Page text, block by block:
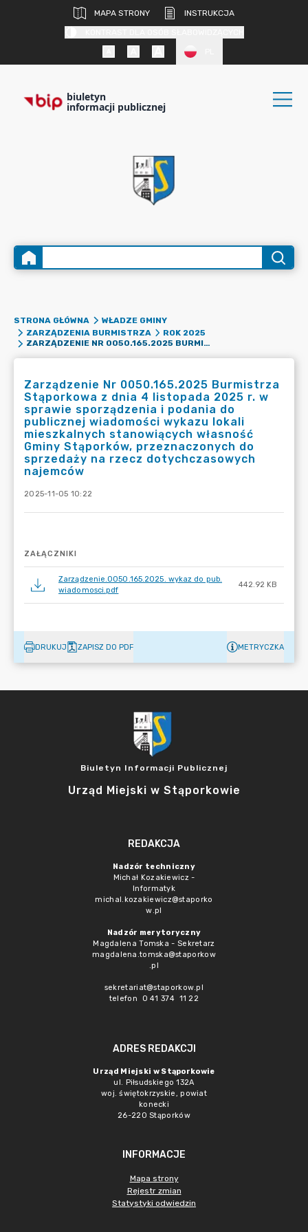
MAPA STRONY
INSTRUKCJA
biuletyn
informacji publicznej
STRONA GŁÓWNA
WŁADZE GMINY
ZARZĄDZENIA BURMISTRZA
ROK 2025
ZARZĄDZENIE NR 0050.165.2025 BURMISTRZA STĄPORKOWA Z DNIA 4 LISTOPADA 2025 R. W SPRAWIE SPORZĄDZENIA I PODANIA DO PUBLICZNEJ WIADOMOŚCI WYKAZU LOKALI MIESZKALNYCH STANOWIĄCYCH WŁASNOŚĆ GMINY STĄPORKÓW, PRZEZNACZONYCH DO SPRZEDAŻY NA RZECZ DOTYCHCZASOWYCH NAJEMCÓW
Zarządzenie Nr 0050.165.2025 Burmistrza
Stąporkowa z dnia 4 listopada 2025 r. w
sprawie sporządzenia i podania do
publicznej wiadomości wykazu lokali
mieszkalnych stanowiących własność
Gminy Stąporków, przeznaczonych do
sprzedaży na rzecz dotychczasowych
najemców
2025-11-05 10:22
ZAŁĄCZNIKI
Zarządzenie.0050.165.2025. wykaz do pub.
wiadomosci.pdf
442.92 KB
DRUKUJ ZAPISZ DO PDF METRYCZKA
Biuletyn Informacji Publicznej
Urząd Miejski w Stąporkowie
REDAKCJA
Nadzór techniczny
Michał Kozakiewicz -
Informatyk
michal.kozakiewicz@staporko
w.pl
Nadzór merytoryczny
Magdalena Tomska - Sekretarz
magdalena.tomska@staporkow
.pl
sekretariat@staporkow.pl
telefon 0 41 374 11 22
ADRES REDAKCJI
Urząd Miejski w Stąporkowie
ul. Piłsudskiego 132A
woj. świętokrzyskie, powiat
konecki
26-220 Stąporków
INFORMACJE
Mapa strony
Rejestr zmian
Statystyki odwiedzin